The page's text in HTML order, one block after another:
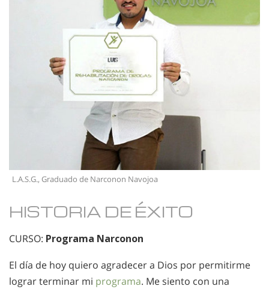
L.A.S.G., Graduado de Narconon Navojoa
HISTORIA DE ÉXITO
CURSO: Programa Narconon
El día de hoy quiero agradecer a Dios por permitirme
lograr terminar mi programa. Me siento con una